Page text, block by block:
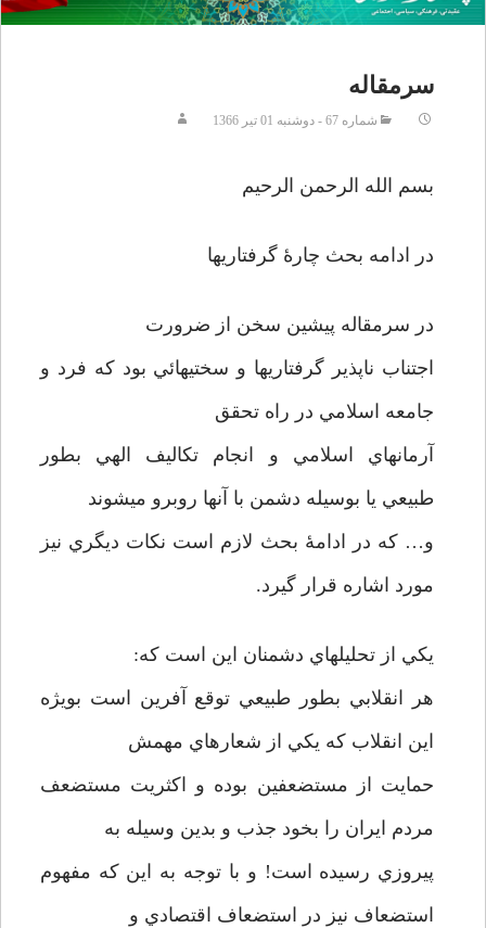
سرمقاله
شماره 67 - دوشنبه 01 تير 1366
بسم الله الرحمن الرحيم
در ادامه بحث چارۀ گرفتاريها
در سرمقاله پيشين سخن از ضرورت
اجتناب ناپذير گرفتاريها و سختيهائي بود كه فرد و
جامعه اسلامي در راه تحقق
آرمانهاي اسلامي و انجام تكاليف الهي بطور
طبيعي يا بوسيله دشمن با آنها روبرو مي­شوند
و… كه در ادامۀ بحث لازم است نكات ديگري نيز
مورد اشاره قرار گيرد.
يكي از تحليلهاي دشمنان اين است كه:
هر انقلابي بطور طبيعي توقع آفرين است بويژه
اين انقلاب كه يكي از شعارهاي مهمش
حمايت از مستضعفين بوده و اكثريت مستضعف
مردم ايران را بخود جذب و بدين وسيله به
پيروزي رسيده است! و با توجه به اين كه مفهوم
استضعاف نيز در استضعاف اقتصادي و